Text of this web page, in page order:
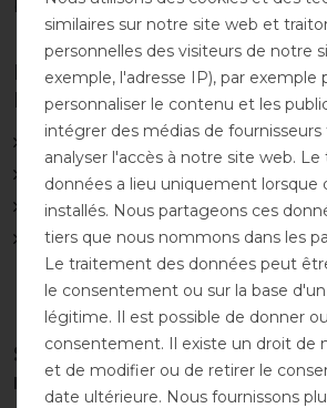
bagages, même en vacances.
Les points forts du sac
Rug made by HorSeven
lavable et résistant à l'eau
robuste
pliable
idéal comme sac Easy Carry pour
quotidien
Sac à provisions
made by HorSeven
similaires sur notre site web et
personnelles des visiteurs de notre
exemple, l'adresse IP), par exemple
personnaliser le contenu et les
intégrer des médias de
analyser l'accès à notre site web.
données a lieu uniquement lorsque
installés. Nous partageons ces
tiers que nous nommons dans les
Le traitement des données peut
le consentement ou sur la base
légitime. Il est possible de donner
consentement. Il existe un droit de
et de modifier ou de retirer le
date ultérieure. Nous fournissons